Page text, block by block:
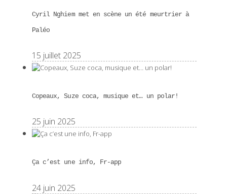
Cyril Nghiem met en scène un été meurtrier à
Paléo
15 juillet 2025
Copeaux, Suze coca, musique et… un polar!
25 juin 2025
Ça c’est une info, Fr-app
24 juin 2025